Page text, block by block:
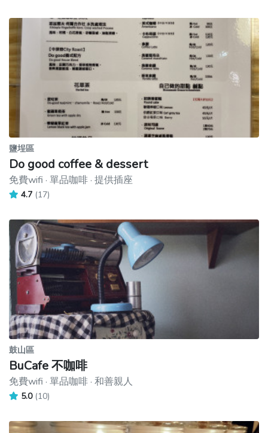
鹽埕區
Do good coffee & dessert
免費wifi · 單品咖啡 · 提供插座
4.7 (17)
鼓山區
BuCafe 不咖啡
免費wifi · 單品咖啡 · 和善親人
5.0 (10)